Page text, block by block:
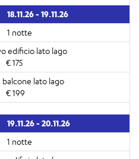
18.11.26 - 19.11.26
1 notte
€ 175
€ 199
19.11.26 - 20.11.26
1 notte